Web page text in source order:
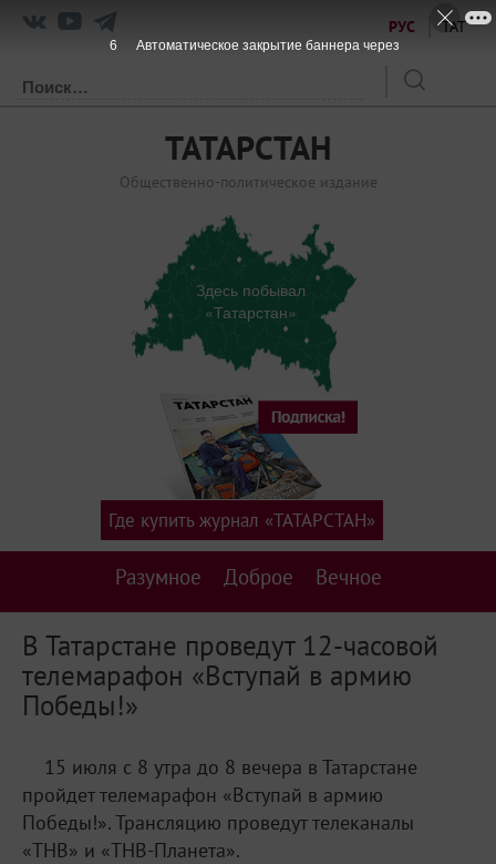
РУС ТАТ
ТАТАРСТАН
Общественно-политическое издание
Здесь побывал
«Татарстан»
Разумное Доброе Вечное
Где купить журнал «ТАТАРСТАН»
В Татарстане проведут 12-часовой
телемарафон «Вступай в армию
Победы!»
15 июля с 8 утра до 8 вечера в Татарстане
пройдет телемарафон «Вступай в армию
Победы!». Трансляцию проведут телеканалы
«ТНВ» и «ТНВ-Планета».
6 Автоматическое закрытие баннера через